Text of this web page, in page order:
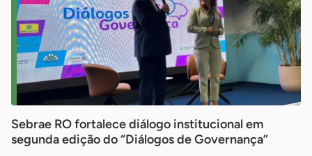
Sebrae RO fortalece diálogo institucional em
segunda edição do “Diálogos de Governança”